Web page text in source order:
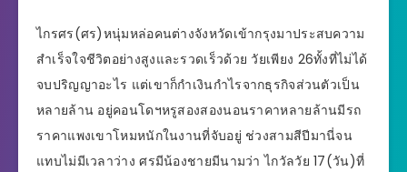
ไกรศร(ศร)หนุ่มหล่อคนต่างจังหวัดเข้ากรุงมาประสบความ
สำเร็จใจชีวิตอย่างสูงและรวดเร็วด้วย วัยเพียง 26ทั้งที่ไม่ได้
จบปริญญาอะไร แต่เขาก็กำเงินกำไรจากธุรกิจส่วนตัวเป็น
หลายล้าน อยู่คอนโดฯหรูสองสองนอนราคาหลายล้านมีรถ
ราคาแพงเขาโหมหนักในงานที่จับอยู่ ช่วงสามสีปีมานี่จน
แทบไม่มีเวลาว่าง ศรมีน้องชายมีนามว่า ไกวัลวัย 17(วัน)ที่